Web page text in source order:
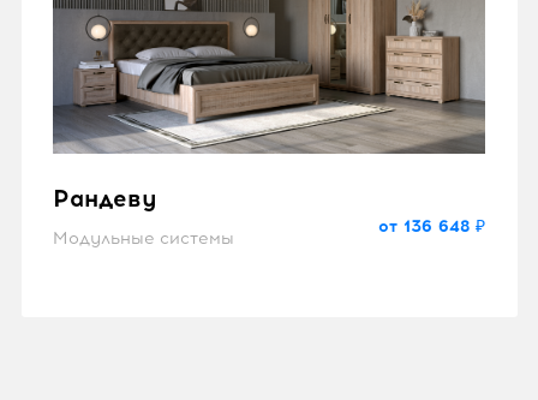
Рандеву
Модульные системы
от 136 648 ₽